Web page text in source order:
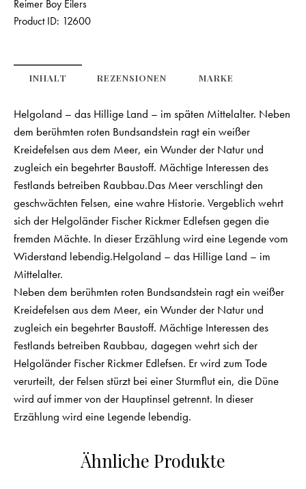
Reimer Boy Eilers
Product ID: 12600
INHALT REZENSIONEN MARKE
Helgoland – das Hillige Land – im späten Mittelalter. Neben
dem berühmten roten Bundsandstein ragt ein weißer
Kreidefelsen aus dem Meer, ein Wunder der Natur und
zugleich ein begehrter Baustoff. Mächtige Interessen des
Festlands betreiben Raubbau.Das Meer verschlingt den
geschwächten Felsen, eine wahre Historie. Vergeblich wehrt
sich der Helgoländer Fischer Rickmer Edlefsen gegen die
fremden Mächte. In dieser Erzählung wird eine Legende vom
Widerstand lebendig.Helgoland – das Hillige Land – im
Mittelalter.
Neben dem berühmten roten Bundsandstein ragt ein weißer
Kreidefelsen aus dem Meer, ein Wunder der Natur und
zugleich ein begehrter Baustoff. Mächtige Interessen des
Festlands betreiben Raubbau, dagegen wehrt sich der
Helgoländer Fischer Rickmer Edlefsen. Er wird zum Tode
verurteilt, der Felsen stürzt bei einer Sturmflut ein, die Düne
wird auf immer von der Hauptinsel getrennt. In dieser
Erzählung wird eine Legende lebendig.
Ähnliche Produkte